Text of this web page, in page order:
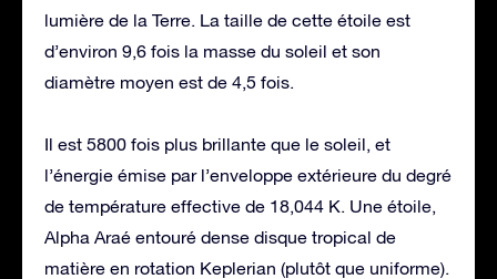
lumière de la Terre. La taille de cette étoile est
d’environ 9,6 fois la masse du soleil et son
diamètre moyen est de 4,5 fois.
Il est 5800 fois plus brillante que le soleil, et
l’énergie émise par l’enveloppe extérieure du degré
de température effective de 18,044 K. Une étoile,
Alpha Araé entouré dense disque tropical de
matière en rotation Keplerian (plutôt que uniforme).